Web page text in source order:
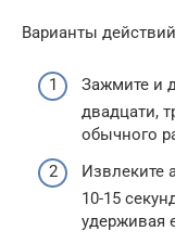
Варианты
Зажмите и
двадцати,
обычного
Извлеките
10-15
удерживая